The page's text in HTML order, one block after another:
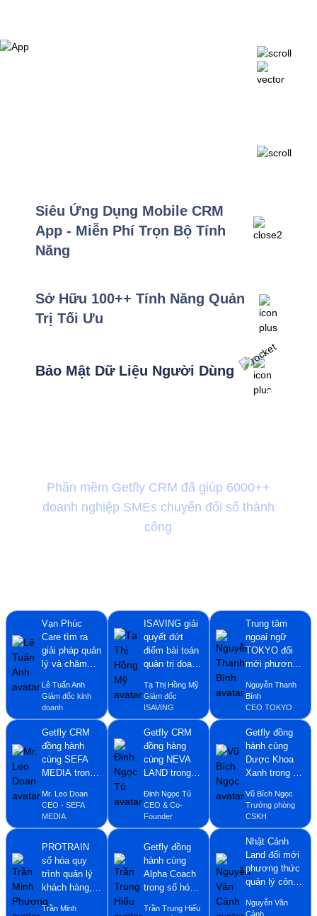
Siêu Ứng Dụng Mobile CRM
App - Miễn Phí Trọn Bộ Tính
Năng
Sở Hữu 100++ Tính Năng Quản
Trị Tối Ưu
Bảo Mật Dữ Liệu Người Dùng
Sự Hài Lòng Của Khách
Phần mềm Getfly CRM đã giúp 6000++
doanh nghiệp SMEs chuyển đổi số thành
công
Vạn Phúc
Care tìm ra
giải pháp quản
lý và chăm
hàng hiệu quả
nhờ ứng dụng
Getfly CRM
Lê Tuấn Anh
Giám đốc kinh
doanh
ISAVING giải
quyết dứt
điểm bài toán
quản trị doanh
phần mềm
Getfly CRM
Tạ Thị Hồng Mỹ
Giám đốc
ISAVING
Trung tâm
ngoại ngữ
TOKYO đổi
mới phương
thức quản lý,
chăm sóc
khách hàng
nhờ ứng dụng
Getfly CRM
Nguyễn Thanh
Bình
CEO TOKYO
Getfly CRM
đồng hành
cùng SEFA
MEDIA trong
mới phương
thức quản lý
công việc,
liệu khách
hàng
Mr. Leo Doan
CEO - SEFA
MEDIA
Getfly CRM
đồng hàng
cùng NEVA
LAND trong
phương thức
quản lý dữ
liệu khách
hàng và đội
ngũ nhân viên
kinh doanh
Đinh Ngọc Tú
CEO & Co-
Founder
Getfly đồng
hành cùng
Dược Khoa
Xanh trong đổi
thức quản lý
dữ liệu và
chăm sóc
khách hàng
Vũ Bích Ngọc
Trưởng phòng
CSKH
PROTRAIN
số hóa quy
trình quản lý
khách hàng,
quản lý công
Trần Minh
Getfly đồng
hành cùng
Alpha Coach
trong số hóa
Trần Trung Hiếu
Nhật Cảnh
Land đổi mới
phương thức
quản lý công
việc, quản lý
dữ liệu khách
Nguyễn Văn
Cảnh